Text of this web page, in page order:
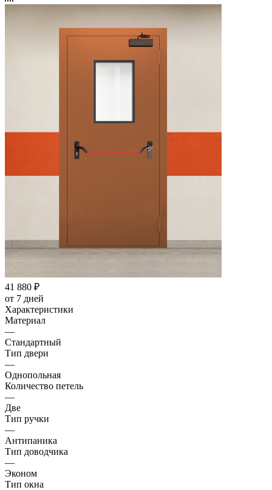
41 880 ₽
от 7 дней
Характеристики
Материал
—
Стандартный
Тип двери
—
Однопольная
Количество петель
—
Две
Тип ручки
—
Антипаника
Тип доводчика
—
Эконом
Тип окна